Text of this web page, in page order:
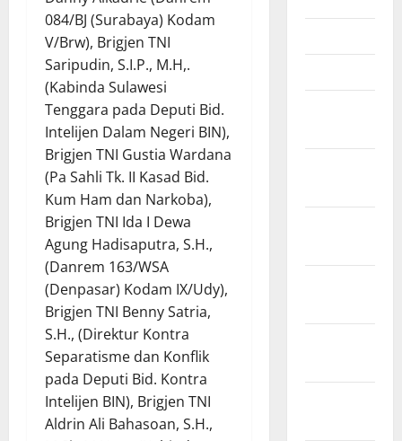
084/BJ (Surabaya) Kodam
V/Brw), Brigjen TNI
Saripudin, S.I.P., M.H,.
(Kabinda Sulawesi
Tenggara pada Deputi Bid.
Intelijen Dalam Negeri BIN),
Brigjen TNI Gustia Wardana
(Pa Sahli Tk. II Kasad Bid.
Kum Ham dan Narkoba),
Brigjen TNI Ida I Dewa
Agung Hadisaputra, S.H.,
(Danrem 163/WSA
(Denpasar) Kodam IX/Udy),
Brigjen TNI Benny Satria,
S.H., (Direktur Kontra
Separatisme dan Konflik
pada Deputi Bid. Kontra
Intelijen BIN), Brigjen TNI
Aldrin Ali Bahasoan, S.H.,